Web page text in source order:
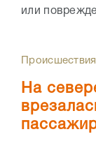
или
Происшествия
На